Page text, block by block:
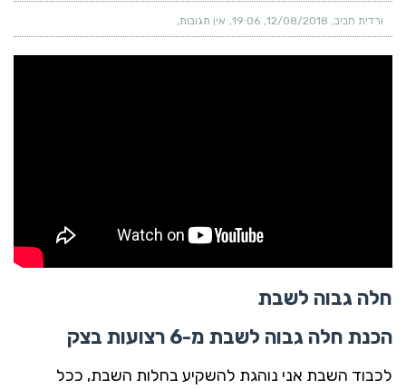
ורדית חביב 12/08/2018
19:06 אין תגובות
חלה גבוה לשבת
הכנת חלה גבוה לשבת מ-6 רצועות בצק
לכבוד השבת אני נוהגת להשקיע בחלות השבת, ככל